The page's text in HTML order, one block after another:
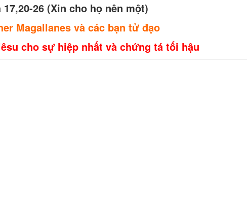
17,20-26 (Xin cho họ nên một)
Magallanes và các bạn tử đạo
cho sự hiệp nhất và chứng tá tối hậu